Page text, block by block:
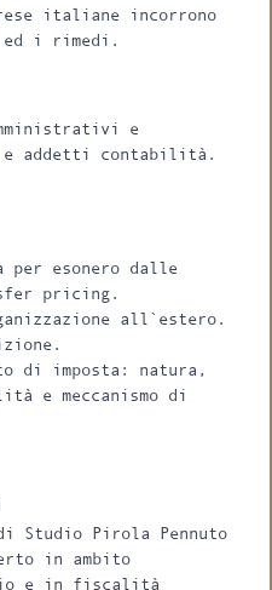
italiane incorrono
i rimedi.
e
addetti contabilità.
per esonero dalle
pricing.
all`estero.
di imposta: natura,
e meccanismo di
Studio Pirola Pennuto
in ambito
e in fiscalità